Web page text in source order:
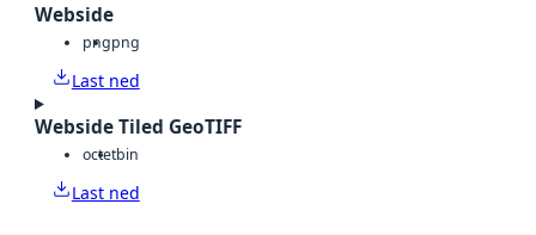
Webside
pngpng
Last ned
Webside Tiled GeoTIFF
octetbin
Last ned